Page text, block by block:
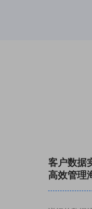
客户数据
高效管理